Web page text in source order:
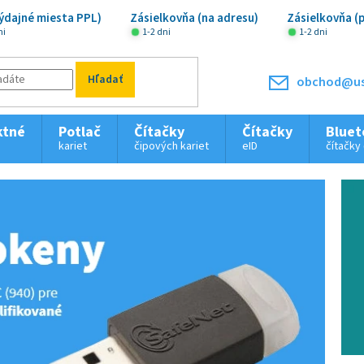
miesta PPL) Zásielkovňa (na adresu) Zásielkovňa
1-2 dni 1-2 dni
Hľadať
Potlač
kariet
Čítačky
čipových kariet
Čítačky
eID čítačky